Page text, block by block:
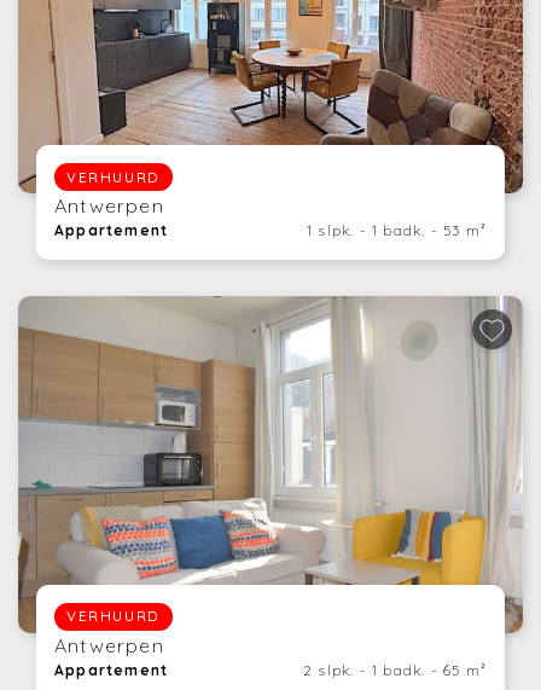
VERHUURD
Antwerpen
Appartement 1 slpk. - 1 badk. - 53 m²
VERHUURD
Antwerpen
Appartement 2 slpk. - 1 badk. - 65 m²